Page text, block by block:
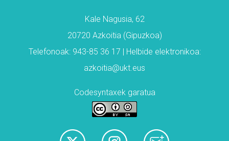
Kale Nagusia, 62
20720 Azkoitia (Gipuzkoa)
Telefonoak: 943-85 36 17 | Helbide elektronikoa:
azkoitia@ukt.eus
Codesyntaxek garatua